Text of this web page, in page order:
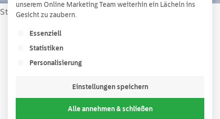
Startseite»Wissen
Lesezeit:
Inhaltsverzeichnis
unserem Online Marketing Team weiterhin ein Lächeln ins
Gesicht zu zaubern.
Es folgt eine Liste der Service-Gruppen, für die
Essenziell
Statistiken
Personalisierung
Einstellungen speichern
Alle annehmen & schließen